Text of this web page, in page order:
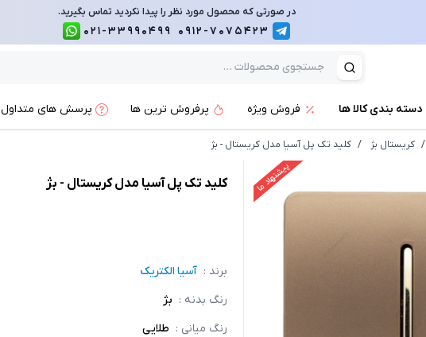
در صورتی که محصول مورد نظر را پیدا نکردید تماس بگیرید.
0912-7075423
021-33990499
دسته بندی کالا ها فروش ویژه پرفروش ترین ها پرسش های متداول
/ کریستال بژ / کلید تک پل آسیا مدل کریستال - بژ
پیشنهاد ما کلید تک پل آسیا مدل کریستال - بژ
برند : آسیا الکتریک
رنگ بدنه : بژ
رنگ میانی : طلایی